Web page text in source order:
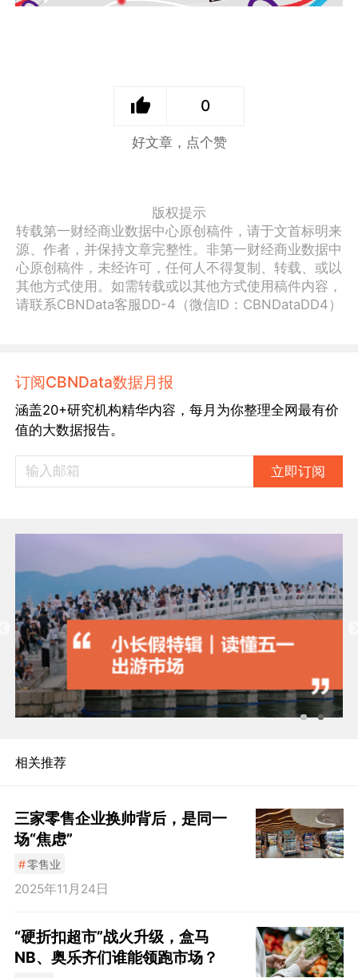
0
好文章，点个赞
版权提示
转载第一财经商业数据中心原创稿件，请于文首标明来
源、作者，并保持文章完整性。非第一财经商业数据中
心原创稿件，未经许可，任何人不得复制、转载、或以
其他方式使用。如需转载或以其他方式使用稿件内容，
请联系CBNData客服DD-4（微信ID：CBNDataDD4）
订阅CBNData数据月报
涵盖20+研究机构精华内容，每月为你整理全网最有价
值的大数据报告。
立即订阅
相关推荐
三家零售企业换帅背后，是同一
场“焦虑”
#零售业
2025年11月24日
“硬折扣超市”战火升级，盒马
NB、奥乐齐们谁能领跑市场？